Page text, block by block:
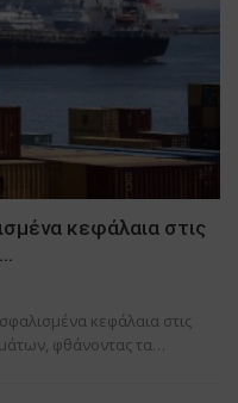
κεφάλαια στις
κεφάλαια στις
φθάνοντας τα…